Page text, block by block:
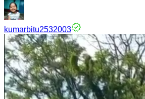
kumarbitu2532003